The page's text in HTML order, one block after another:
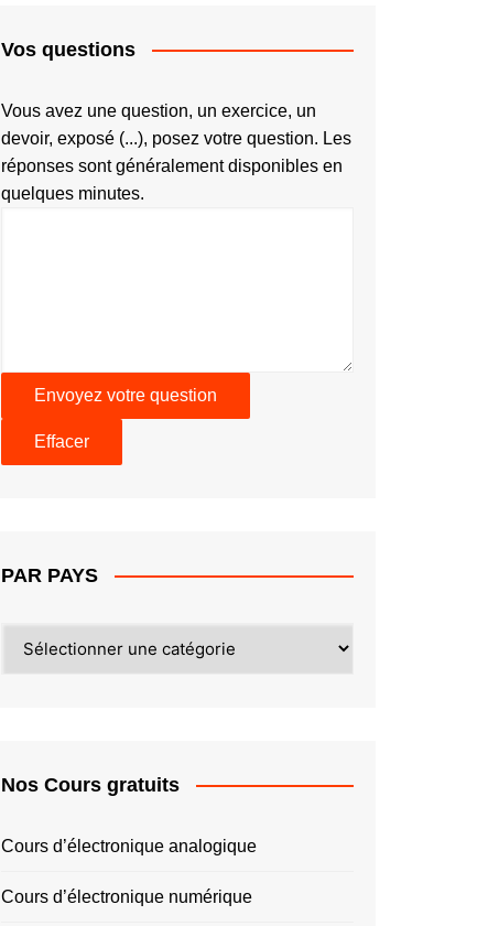
Vos questions
Vous avez une question, un exercice, un
devoir, exposé (...), posez votre question. Les
réponses sont généralement disponibles en
quelques minutes.
PAR PAYS
PAYS
Nos Cours gratuits
Cours d’électronique analogique
Cours d’électronique numérique